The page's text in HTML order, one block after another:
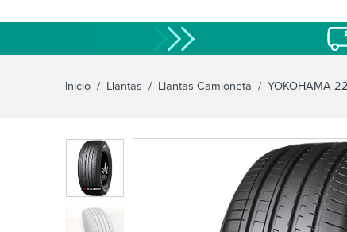
Inicio / Llantas / Llantas Camioneta / YOKOHAMA